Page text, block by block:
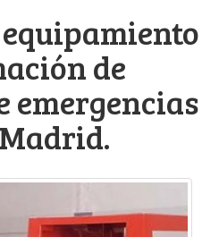
de
emergencias